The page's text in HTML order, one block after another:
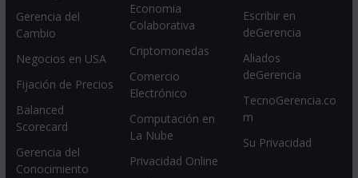
Gerencia del
Cambio
Negocios en USA
Fijación de Precios
Balanced
Scorecard
Gerencia del
Conocimiento
Economia
Colaborativa
Criptomonedas
Comercio
Electrónico
Computación en
La Nube
Privacidad Online
Escribir en
deGerencia
Aliados
deGerencia
TecnoGerencia.co
m
Su Privacidad